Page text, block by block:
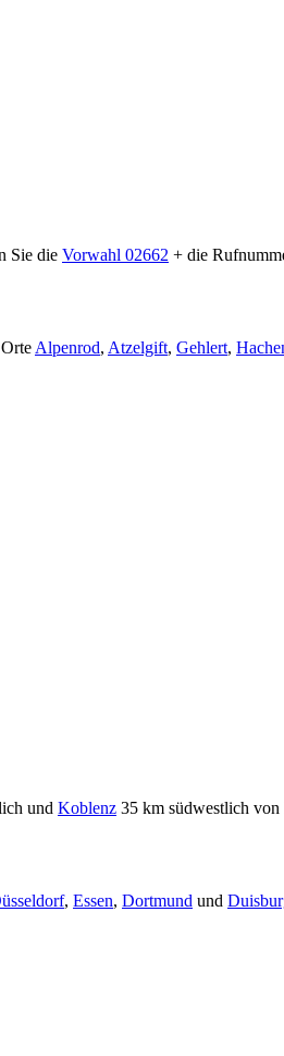
Sie die Vorwahl 02662 + die
Alpenrod, Atzelgift, Gehlert,
und Koblenz 35 km südwestlich von
, Essen, Dortmund und